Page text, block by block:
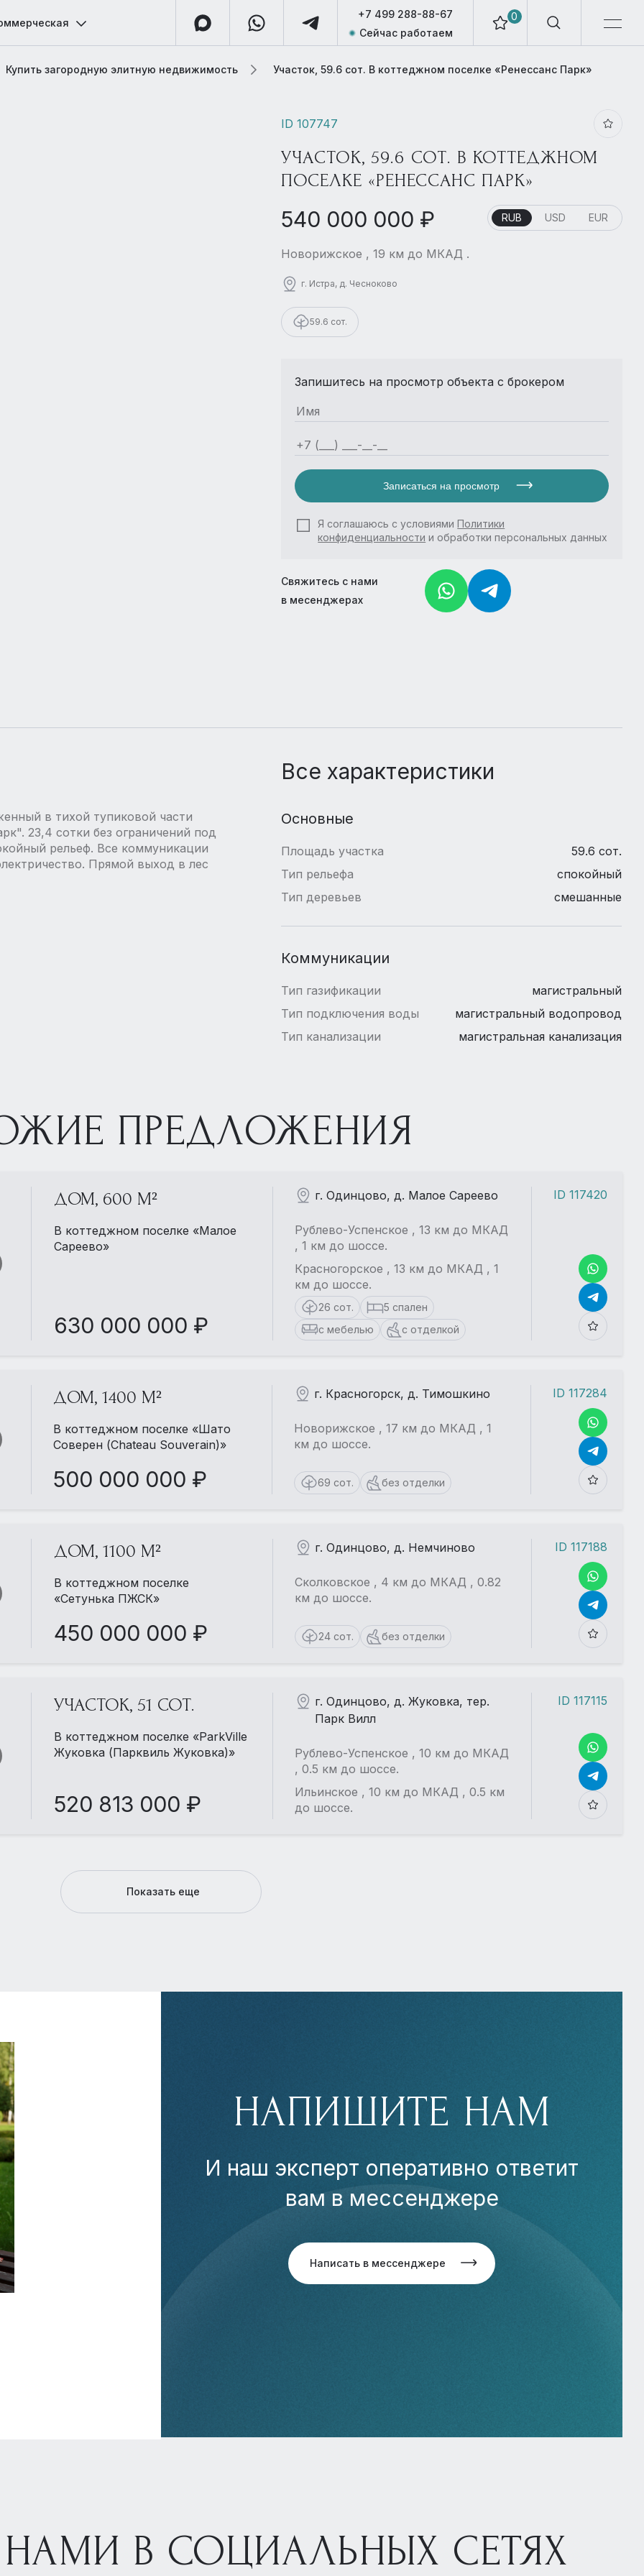
0
+7 499 288-88-67
Сейчас работаем
Купить загородную элитную недвижимость Участок, 59.6 сот. В коттеджном поселке «Ренессанс Парк»
ID 107747
УЧАСТОК, 59.6 СОТ. В КОТТЕДЖНОМ
ПОСЕЛКЕ «РЕНЕССАНС ПАРК»
540 000 000 ₽ RUB USD EUR
Новорижское , 19 км до МКАД .
г. Истра, д. Чесноково
59.6 сот.
Запишитесь на просмотр объекта с брокером
Записаться на просмотр
Я соглашаюсь с условиямиПолитики
конфиденциальности и обработки персональных данных
Свяжитесь с нами
в месенджерах
в тихой тупиковой части
23,4 сотки без ограничений под
рельеф. Все коммуникации
Прямой выход в лес
Все характеристики
Основные
Площадь участка
59.6 сот.
Тип рельефа
спокойный
Тип деревьев
смешанные
Коммуникации
Тип газификации
магистральный
Тип подключения воды
магистральный водопровод
Тип канализации
магистральная канализация
ПРЕДЛОЖЕНИЯ
ДОМ, 600 М²
В коттеджном поселке «Малое
Сареево»
630 000 000 ₽
г. Одинцово, д. Малое Сареево
Рублево-Успенское , 13 км до МКАД
, 1 км до шоссе.
Красногорское , 13 км до МКАД , 1
км до шоссе.
26 сот.
5 спален
с мебелью
с отделкой
ID 117420
ДОМ, 1400 М²
В коттеджном поселке «Шато
Соверен (Chateau Souverain)»
500 000 000 ₽
г. Красногорск, д. Тимошкино
Новорижское , 17 км до МКАД , 1
км до шоссе.
69 сот. без отделки
ID 117284
в детальном описании
ДОМ, 1100 М²
В коттеджном поселке
«Сетунька ПЖСК»
450 000 000 ₽
г. Одинцово, д. Немчиново
Сколковское , 4 км до МКАД , 0.82
км до шоссе.
24 сот. без отделки
ID 117188
УЧАСТОК, 51 СОТ.
В коттеджном поселке «ParkVille
Жуковка (Парквиль Жуковка)»
520 813 000 ₽
г. Одинцово, д. Жуковка, тер.
Парк Вилл
Рублево-Успенское , 10 км до МКАД
, 0.5 км до шоссе.
Ильинское , 10 км до МКАД , 0.5 км
до шоссе.
ID 117115
Показать еще
НАПИШИТЕ НАМ
И наш эксперт оперативно ответит
вам в мессенджере
Написать в мессенджере
В СОЦИАЛЬНЫХ СЕТЯХ